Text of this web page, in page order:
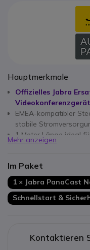
Hauptmerkmale
Offizielles Jabra
EMEA-kompatibler
stabile
1 Meter Länge ideal
Meetingräumen oder
langfristigen Einsatz.
Perfektes Ersatz-
AV-Setups.
Schwarze Farbe
Mehr anzeigen
Im Paket
1 × Jabra PanaCast
Schnellstart &
Kontaktieren